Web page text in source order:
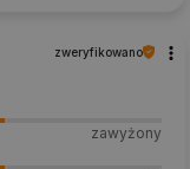
zweryfikowano
zawyżony